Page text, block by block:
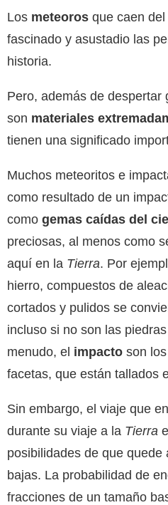
Los meteoros que caen
fascinado y asustadio las
historia.
Pero, además de despertar
son materiales
tienen una significado
Muchos meteoritos e
como resultado de un
como gemas caídas del
preciosas, al menos como
aquí en la Tierra. Por
hierro, compuestos de
cortados y pulidos se
incluso si no son las
menudo, el impacto son
facetas, que están tallados
Sin embargo, el viaje que
durante su viaje a la Tierra
posibilidades de que quede
bajas. La probabilidad de
fracciones de un tamaño